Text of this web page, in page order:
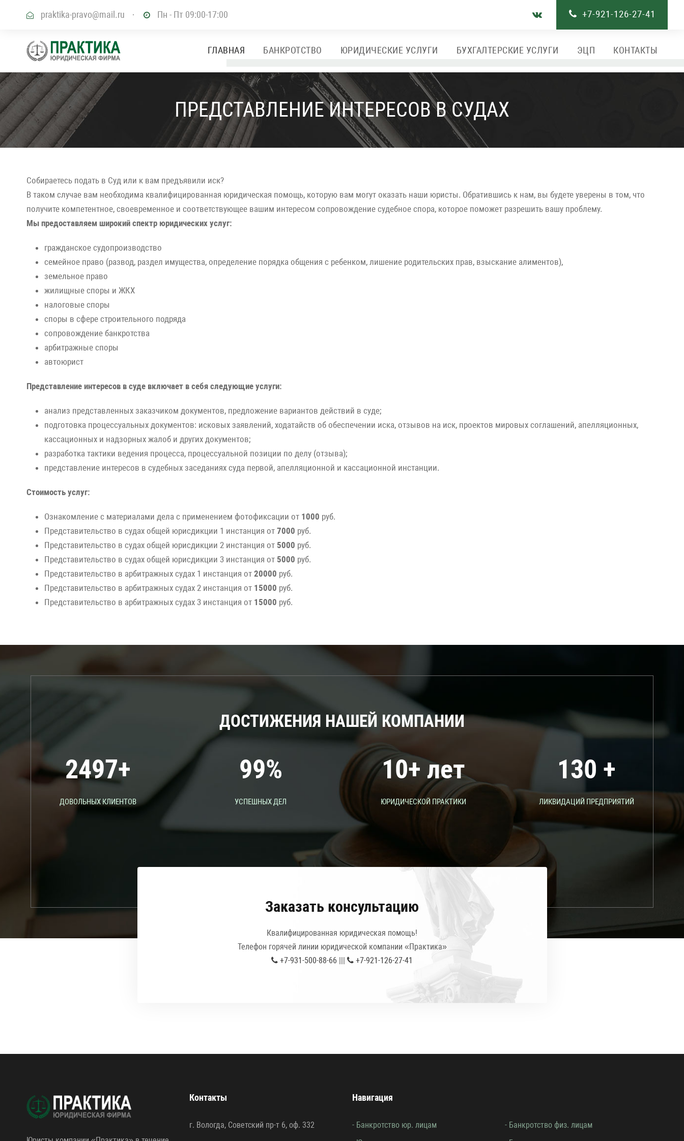
praktika-pravo@mail.ru · Пн - Пт 09:00-17:00 +7-921-126-27-41
ГЛАВНАЯ БАНКРОТСТВО ЮРИДИЧЕСКИЕ УСЛУГИ БУХГАЛТЕРСКИЕ УСЛУГИ ЭЦП КОНТАКТЫ
ПРЕДСТАВЛЕНИЕ ИНТЕРЕСОВ В СУДАХ
Собираетесь подать в Суд или к вам предъявили иск?
В таком случае вам необходима квалифицированная юридическая помощь, которую вам могут оказать наши юристы. Обратившись к нам, вы будете уверены в том, что
получите компетентное, своевременное и соответствующее вашим интересом сопровождение судебное спора, которое поможет разрешить вашу проблему.
Мы предоставляем широкий спектр юридических услуг:
гражданское судопроизводство
семейное право (развод, раздел имущества, определение порядка общения с ребенком, лишение родительских прав, взыскание алиментов),
земельное право
жилищные споры и ЖКХ
налоговые споры
споры в сфере строительного подряда
сопровождение банкротства
арбитражные споры
автоюрист
Представление интересов в суде включает в себя следующие услуги:
анализ представленных заказчиком документов, предложение вариантов действий в суде;
подготовка процессуальных документов: исковых заявлений, ходатайств об обеспечении иска, отзывов на иск, проектов мировых соглашений, апелляционных,
кассационных и надзорных жалоб и других документов;
разработка тактики ведения процесса, процессуальной позиции по делу (отзыва);
представление интересов в судебных заседаниях суда первой, апелляционной и кассационной инстанции.
Стоимость услуг:
Ознакомление с материалами дела с применением фотофиксации от 1000 руб.
Представительство в судах общей юрисдикции 1 инстанция от 7000 руб.
Представительство в судах общей юрисдикции 2 инстанция от 5000 руб.
Представительство в судах общей юрисдикции 3 инстанция от 5000 руб.
Представительство в арбитражных судах 1 инстанция от 20000 руб.
Представительство в арбитражных судах 2 инстанция от 15000 руб.
Представительство в арбитражных судах 3 инстанция от 15000 руб.
ДОСТИЖЕНИЯ НАШЕЙ КОМПАНИИ
2500+
ДОВОЛЬНЫХ КЛИЕНТОВ
99%
УСПЕШНЫХ ДЕЛ
10+ лет
ЮРИДИЧЕСКОЙ ПРАКТИКИ
130 +
ЛИКВИДАЦИЙ ПРЕДПРИЯТИЙ
Заказать консультацию
Квалифицированная юридическая помощь!
Телефон горячей линии юридической компании «Практика»
+7-931-500-88-66
+7-921-126-27-41
Контакты
г. Вологда, Советский пр-т 6, оф. 332
Навигация
- Банкротство юр. лицам
- Банкротство физ. лицам